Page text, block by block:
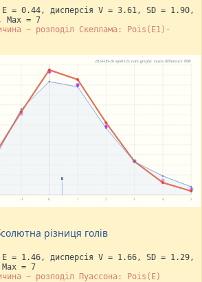
E = 0.44, дисперсія V = 3.61, SD = 1.90,
Max = 7
~ розподіл Скеллама: Pois(E1)-
різниця голів
E = 1.46, дисперсія V = 1.66, SD = 1.29,
= 7
~ розподіл Пуассона: Pois(E)